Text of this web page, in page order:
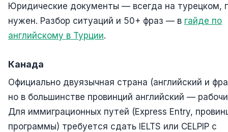
Юридические документы — всегда на турецком,
нужен. Разбор ситуаций и 50+ фраз — в гайде по
английскому в Турции.
Канада
Официально двуязычная страна (английский и
но в большинстве провинций английский —
Для иммиграционных путей (Express Entry,
программы) требуется сдать IELTS или CELPIP с